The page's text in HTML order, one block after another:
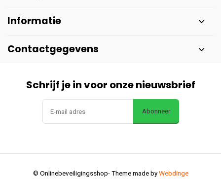
Informatie
Contactgegevens
Schrijf je in voor onze nieuwsbrief
Abonneer
© Onlinebeveiligingsshop- Theme made byWebdinge